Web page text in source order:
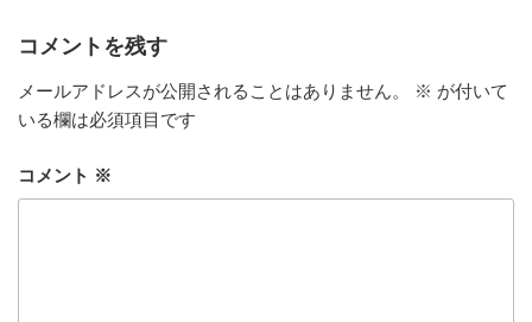
コメントを残す
メールアドレスが公開されることはありません。 ※ が付いて
いる欄は必須項目です
コメント ※